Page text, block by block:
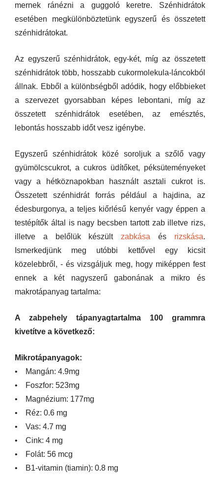
mernek ránézni a guggoló keretre. Szénhidrátok
esetében megkülönböztetünk egyszerű és összetett
szénhidrátokat.
Az egyszerű szénhidrátok, egy-két, míg az összetett
szénhidrátok több, hosszabb cukormolekula-láncokból
állnak. Ebből a különbségből adódik, hogy előbbieket
a szervezet gyorsabban képes lebontani, míg az
összetett szénhidrátok esetében, az emésztés,
lebontás hosszabb időt vesz igénybe.
Egyszerű szénhidrátok közé soroljuk a szőlő vagy
gyümölcscukrot, a cukros üdítőket, péksüteményeket
vagy a hétköznapokban használt asztali cukrot is.
Összetett szénhidrát forrás például a hajdina, az
édesburgonya, a teljes kiőrlésű kenyér vagy éppen a
testépítők által is nagy becsben tartott zab illetve rizs,
illetve a belőlük készült zabkása és rizskása.
Ismerkedjünk meg utóbbi kettővel egy kicsit
közelebbről, - és vizsgáljuk meg, hogy miképpen fest
ennek a két nagyszerű gabonának a mikro és
makrotápanyag tartalma:
A zabpehely tápanyagtartalma 100 grammra
kivetítve a következő:
Mikrotápanyagok:
• Mangán: 4.9mg
• Foszfor: 523mg
• Magnézium: 177mg
• Réz: 0.6 mg
• Vas: 4.7 mg
• Cink: 4 mg
• Folát: 56 mcg
• B1-vitamin (tiamin): 0.8 mg